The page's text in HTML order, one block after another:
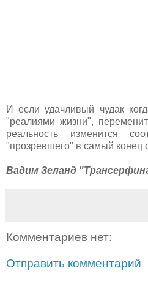
И если удачливый чудак
"реалиями жизни",
реальность изменится
"прозревшего" в самый конец
Вадим Зеланд
Комментариев нет:
Отправить комментарий